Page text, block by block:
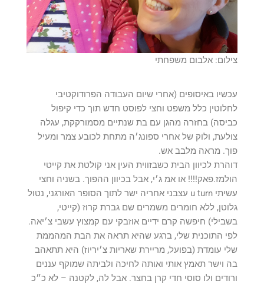
צילום: אלבום משפחתי
עכשיו באיסופים (אחרי שיום העבודה הפרודוקטיבי
לחלוטין כלל משפט וחצי לפוסט חדש תוך כדי קיפול
כביסה) בחזרה מהגן עם בת שנתיים מסמורקקת, עגלה
צולעת, ולוק של אחרי ספונג׳ה מתחת לכובע צמר ומעיל
פוך. מראה מלבב אש.
דוהרת לכיוון הבית כשבזווית העין אני קולטת את קייטי
הולמז.פאק!!!! או אמ ג׳י, אבל בכיוון ההפוך. בשניה וחצי
עשיתי u turn עצבני אחריה ישר לתוך הסופר האורגני, נטול
גלוטן, ללא חומרים משמרים שם גברת קרוז (קייטי,
בשבילי) חיפשה קרם ידיים אוזבקי עם קמצוץ עשבי צ׳יאה.
לפי התוכנית שלי, ברגע שהיא תראה את הבת המהממת
שלי עומדת (בפועל, מריירת שאריות צ׳יריוז) היא תתאהב
בה וישר תאמץ אותי ואותה לחיכה ולביתה שמוקף עננים
ורודים ולו סוסי חדי קרן בחצר. אבל לה, לקטנה – לא כ״כ